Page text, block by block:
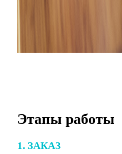
Этапы работы
1. ЗАКАЗ